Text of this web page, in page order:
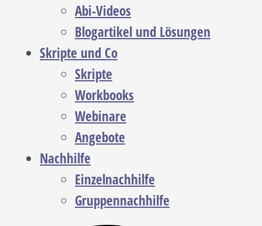
Abi-Videos
Blogartikel und Lösungen
Skripte und Co
Skripte
Workbooks
Webinare
Angebote
Nachhilfe
Einzelnachhilfe
Gruppennachhilfe